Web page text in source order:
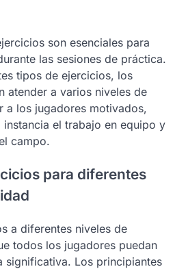
son esenciales para
las sesiones de práctica.
tipos de ejercicios, los
atender a varios niveles de
a los jugadores motivados,
instancia el trabajo en equipo y
campo.
para diferentes
a diferentes niveles de
todos los jugadores puedan
significativa. Los principiantes